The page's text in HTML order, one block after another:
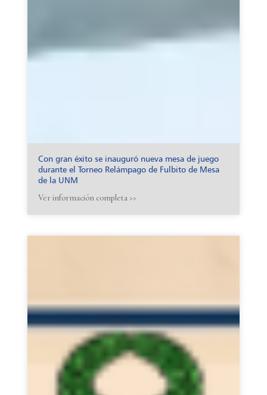
Con gran éxito se inauguró nueva mesa de juego
durante el Torneo Relámpago de Fulbito de Mesa
de la UNM
Ver información completa >>